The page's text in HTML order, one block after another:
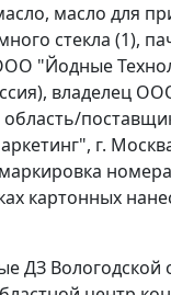
масло для
стекла (1),
"Йодные
владелец
область/
г.
картонных
ДЗ Вологодской